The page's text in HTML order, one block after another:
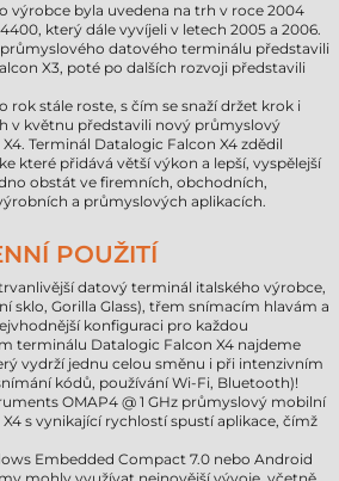
výrobce byla uvedena na trh v roce 2004
který dále vyvíjeli v letech 2005 a 2006.
datového terminálu představili
X3, poté po dalších rozvoji představili
rok stále roste, s čím se snaží držet krok i
v květnu představili nový průmyslový
Terminál Datalogic Falcon X4 zdědil
které přidává větší výkon a lepší, vyspělejší
obstát ve firemních, obchodních,
a průmyslových aplikacích.
POUŽITÍ
datový terminál italského výrobce,
sklo, Gorilla Glass), třem snímacím hlavám a
konfiguraci pro každou
terminálu Datalogic Falcon X4 najdeme
vydrží jednu celou směnu i při intenzivním
kódů, používání Wi-Fi, Bluetooth)!
OMAP4 @ 1 GHz průmyslový mobilní
s vynikající rychlostí spustí aplikace, čímž
Embedded Compact 7.0 nebo Android